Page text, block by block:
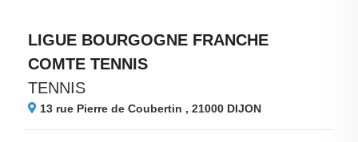
LIGUE BOURGOGNE FRANCHE
COMTE TENNIS
TENNIS
13 rue Pierre de Coubertin , 21000 DIJON